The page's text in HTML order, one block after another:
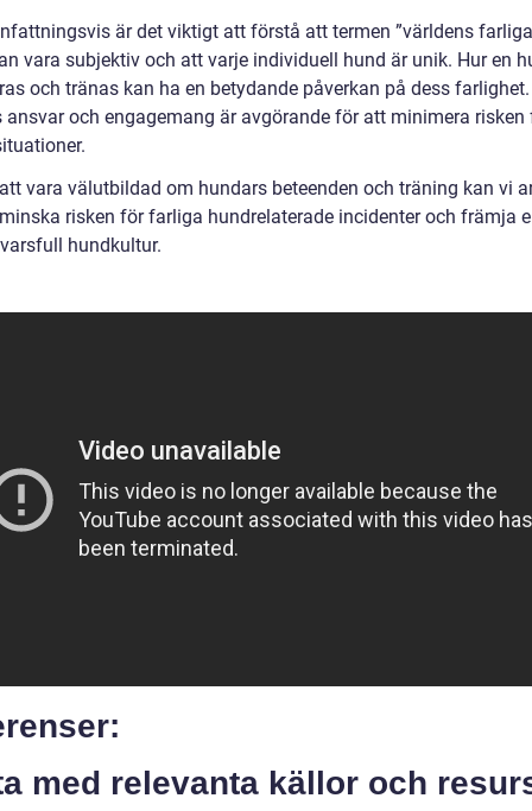
är det viktigt att förstå att termen ”världens
vara subjektiv och att varje individuell hund är unik. Hur en
och tränas kan ha en betydande påverkan på dess farlighet.
ansvar och engagemang är avgörande för att minimera risken
vara välutbildad om hundars beteenden och träning kan vi
risken för farliga hundrelaterade incidenter och främja
hundkultur.
med relevanta källor och